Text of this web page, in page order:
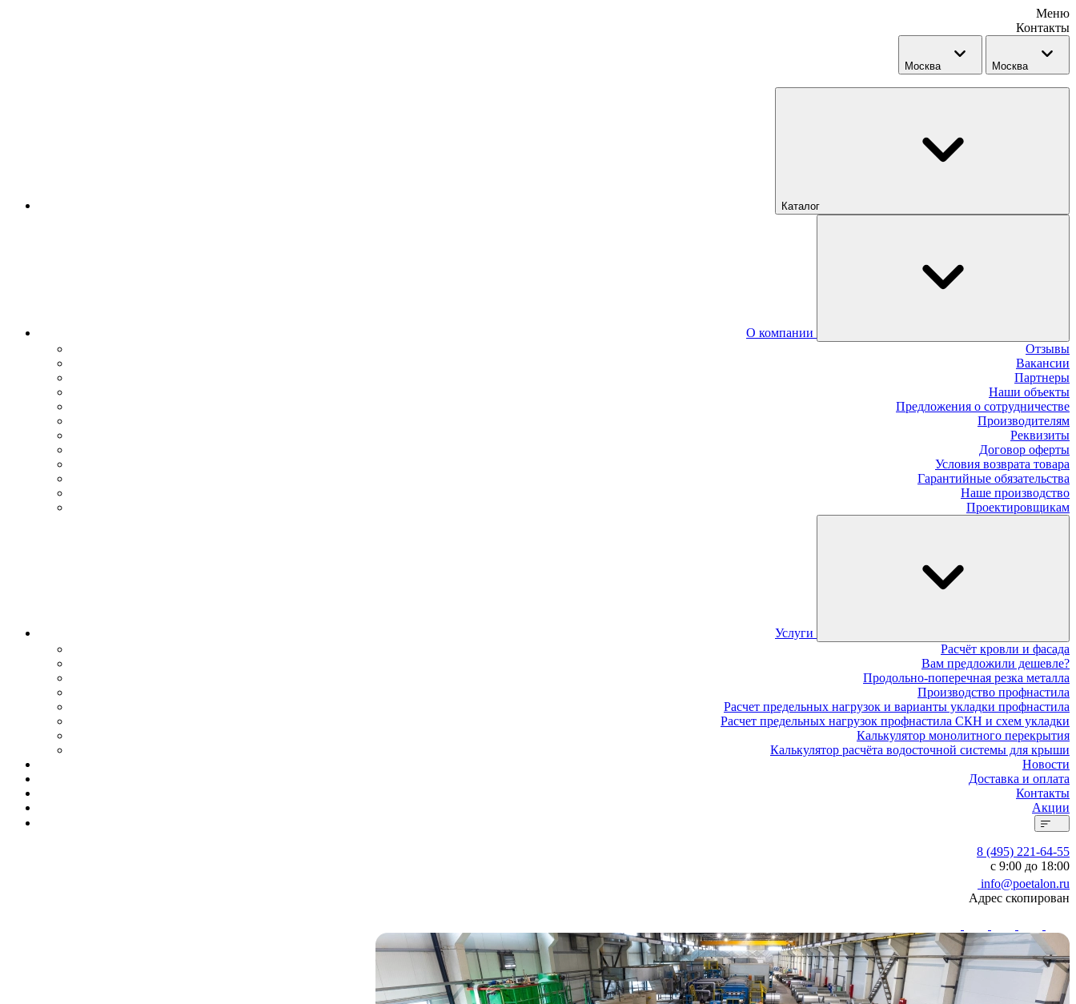
Меню
Контакты
Москва Москва
Каталог
О компании
Отзывы
Вакансии
Партнеры
Наши объекты
Предложения о сотрудничестве
Производителям
Реквизиты
Договор оферты
Условия возврата товара
Гарантийные обязательства
Наше производство
Проектировщикам
Услуги
Расчёт кровли и фасада
Вам предложили дешевле?
Продольно-поперечная резка металла
Производство профнастила
Расчет предельных нагрузок и варианты укладки профнастила
Расчет предельных нагрузок профнастила СКН и схем укладки
Калькулятор монолитного перекрытия
Калькулятор расчёта водосточной системы для крыши
Новости
Доставка и оплата
Контакты
Акции
8 (495) 221-64-55
с 9:00 до 18:00
info@poetalon.ru
Адрес скопирован